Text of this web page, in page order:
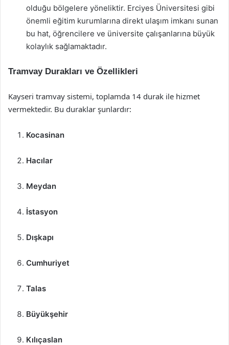
olduğu bölgelere yöneliktir. Erciyes Üniversitesi gibi
önemli eğitim kurumlarına direkt ulaşım imkanı sunan
bu hat, öğrencilere ve üniversite çalışanlarına büyük
kolaylık sağlamaktadır.
Tramvay Durakları ve Özellikleri
Kayseri tramvay sistemi, toplamda 14 durak ile hizmet
vermektedir. Bu duraklar şunlardır:
Kocasinan
Hacılar
Meydan
İstasyon
Dışkapı
Cumhuriyet
Talas
Büyükşehir
Kılıçaslan